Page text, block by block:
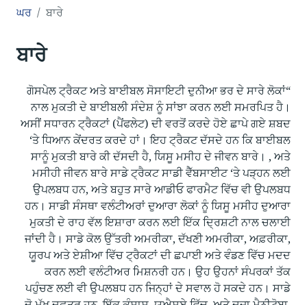
ਘਰ ਬਾਰੇ
ਬਾਰੇ
“ਗੋਸਪੇਲ ਟ੍ਰੈਕਟ ਅਤੇ ਬਾਈਬਲ ਸੋਸਾਇਟੀ ਦੁਨੀਆ ਭਰ ਦੇ ਸਾਰੇ ਲੋਕਾਂ
ਨਾਲ ਮੁਕਤੀ ਦੇ ਬਾਈਬਲੀ ਸੰਦੇਸ਼ ਨੂੰ ਸਾਂਝਾ ਕਰਨ ਲਈ ਸਮਰਪਿਤ ਹੈ।
ਅਸੀਂ ਸਧਾਰਨ ਟ੍ਰੈਕਟਾਂ (ਪੈਂਫਲੇਟ) ਦੀ ਵਰਤੋਂ ਕਰਦੇ ਹੋਏ ਛਾਪੇ ਗਏ ਸ਼ਬਦ
‘ਤੇ ਧਿਆਨ ਕੇਂਦਰਤ ਕਰਦੇ ਹਾਂ। ਇਹ ਟ੍ਰੈਕਟ ਦੱਸਦੇ ਹਨ ਕਿ ਬਾਈਬਲ
ਸਾਨੂੰ ਮੁਕਤੀ ਬਾਰੇ ਕੀ ਦੱਸਦੀ ਹੈ, ਯਿਸੂ ਮਸੀਹ ਦੇ ਜੀਵਨ ਬਾਰੇ। , ਅਤੇ
ਮਸੀਹੀ ਜੀਵਨ ਬਾਰੇ ਸਾਡੇ ਟ੍ਰੈਕਟ ਸਾਡੀ ਵੈੱਬਸਾਈਟ ‘ਤੇ ਪੜ੍ਹਨ ਲਈ
ਉਪਲਬਧ ਹਨ, ਅਤੇ ਬਹੁਤ ਸਾਰੇ ਆਡੀਓ ਫਾਰਮੈਟ ਵਿੱਚ ਵੀ ਉਪਲਬਧ
ਹਨ। ਸਾਡੀ ਸੰਸਥਾ ਵਲੰਟੀਅਰਾਂ ਦੁਆਰਾ ਲੋਕਾਂ ਨੂੰ ਯਿਸੂ ਮਸੀਹ ਦੁਆਰਾ
ਮੁਕਤੀ ਦੇ ਰਾਹ ਵੱਲ ਇਸ਼ਾਰਾ ਕਰਨ ਲਈ ਇੱਕ ਦ੍ਰਿਸ਼ਟੀ ਨਾਲ ਚਲਾਈ
ਜਾਂਦੀ ਹੈ। ਸਾਡੇ ਕੋਲ ਉੱਤਰੀ ਅਮਰੀਕਾ, ਦੱਖਣੀ ਅਮਰੀਕਾ, ਅਫ਼ਰੀਕਾ,
ਯੂਰਪ ਅਤੇ ਏਸ਼ੀਆ ਵਿੱਚ ਟ੍ਰੈਕਟਾਂ ਦੀ ਛਪਾਈ ਅਤੇ ਵੰਡਣ ਵਿੱਚ ਮਦਦ
ਕਰਨ ਲਈ ਵਲੰਟੀਅਰ ਮਿਸ਼ਨਰੀ ਹਨ। ਉਹ ਉਹਨਾਂ ਸੰਪਰਕਾਂ ਤੱਕ
ਪਹੁੰਚਣ ਲਈ ਵੀ ਉਪਲਬਧ ਹਨ ਜਿਨ੍ਹਾਂ ਦੇ ਸਵਾਲ ਹੋ ਸਕਦੇ ਹਨ। ਸਾਡੇ